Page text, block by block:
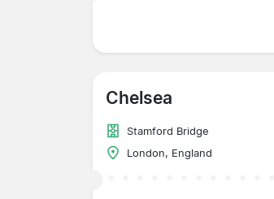
Chelsea
Stamford Bridge
London, England